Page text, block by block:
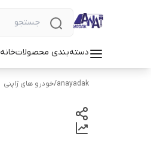
دسته‌بندی محصولاتخانه
anayadak
/خودرو های ژاپنی